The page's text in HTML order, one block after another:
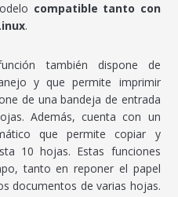
compatible tanto con
.
también dispone de
y que permite imprimir
de una bandeja de entrada
Además, cuenta con un
que permite copiar y
10 hojas. Estas funciones
tanto en reponer el papel
documentos de varias hojas.